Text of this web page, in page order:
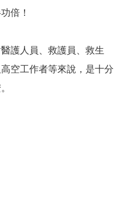
倍！
護人員、救護員、救生
空工作者等來說，是十分